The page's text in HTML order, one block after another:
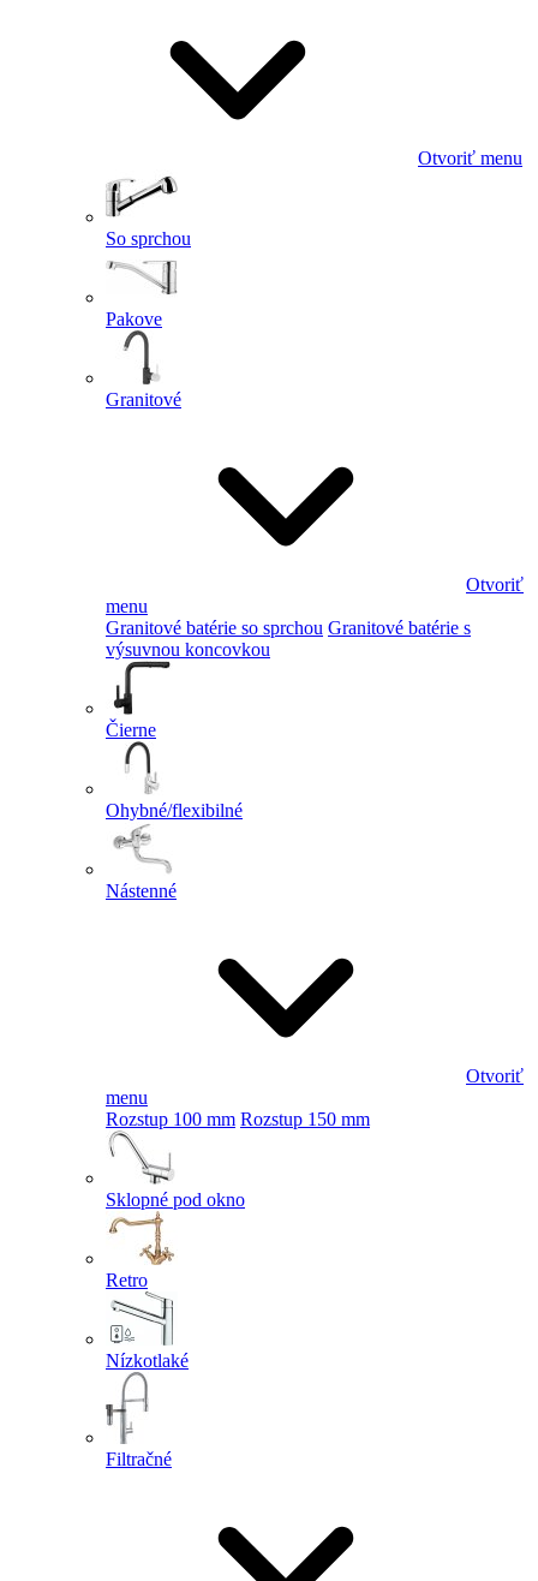
Otvoriť menu
So sprchou
Pakove
Granitové
Otvoriť
menu
Granitové batérie so sprchou Granitové batérie s
výsuvnou koncovkou
Čierne
Ohybné/flexibilné
Nástenné
Otvoriť
menu
Rozstup 100 mm Rozstup 150 mm
Sklopné pod okno
Retro
Nízkotlaké
Filtračné